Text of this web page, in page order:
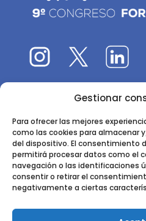
Gestionar
Para ofrecer las mejores
como las cookies para almacenar
del dispositivo. El consentimiento
permitirá procesar datos como el
navegación o las identificaciones
consentir o retirar el
negativamente a ciertas
El 9CFE es una actividad
Instituto de Ciencias
Ctra. de la Coruña km